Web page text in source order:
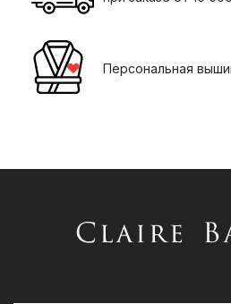
Персональная